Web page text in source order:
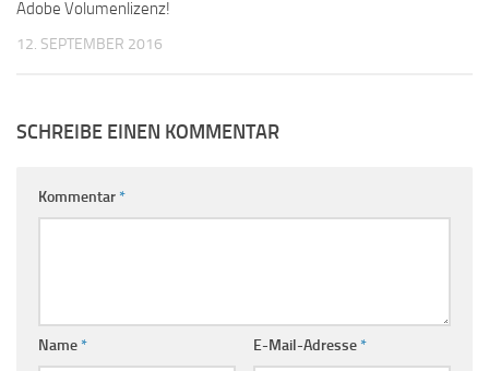
Adobe Volumenlizenz!
12. SEPTEMBER 2016
SCHREIBE EINEN KOMMENTAR
Kommentar*
Name* E-Mail-Adresse*